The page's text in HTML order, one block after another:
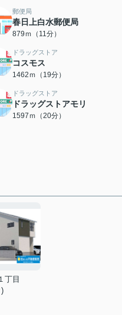
郵便局
春日上白水郵便局
879ｍ（11分）
ドラッグストア
コスモス
1462ｍ（19分）
ドラッグストア
ドラッグストアモリ
1597ｍ（20分）
丁目